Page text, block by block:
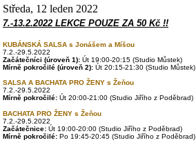
Středa, 12 leden 2022
7.-13.2.2022 LEKCE POUZE ZA 50 Kč !!
KUBÁNSKÁ SALSA s Jonášem a Míšou
7.2.-29.5.2022
Začátečníci (úroveň 1): Út 19:00-20:15 (Studio Můstek)
Mírně pokročilé (úroveň 2): Út 20:15-21:30 (Studio Můstek)
SALSA A BACHATA PRO ŽENY s Žeňou
7.2.-29.5.2022
Mírně pokročilé: Út 20:00-21:00 (Studio Jiřího z Poděbrad)
BACHATA PRO ŽENY s Žeňou
7.2.-29.5.2022
Začátečnice: Út 19:00-20:00 (Studio Jiřího z Poděbrad)
Mírně pokročilé: Po 19:45-20:45 (Studio Jiřího z Poděbrad)